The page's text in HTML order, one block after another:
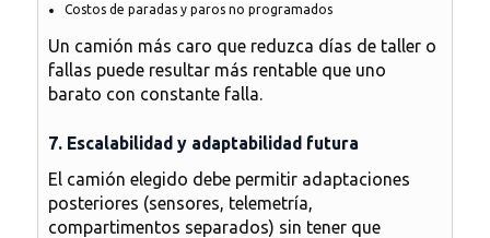
Costos de paradas y paros no programados
Un camión más caro que reduzca días de taller o
fallas puede resultar más rentable que uno
barato con constante falla.
7. Escalabilidad y adaptabilidad futura
El camión elegido debe permitir adaptaciones
posteriores (sensores, telemetría,
compartimentos separados) sin tener que